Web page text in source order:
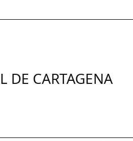
DE CARTAGENA